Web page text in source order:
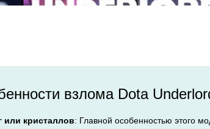
взлома Dota
или кристаллов: Главной особенностью этого